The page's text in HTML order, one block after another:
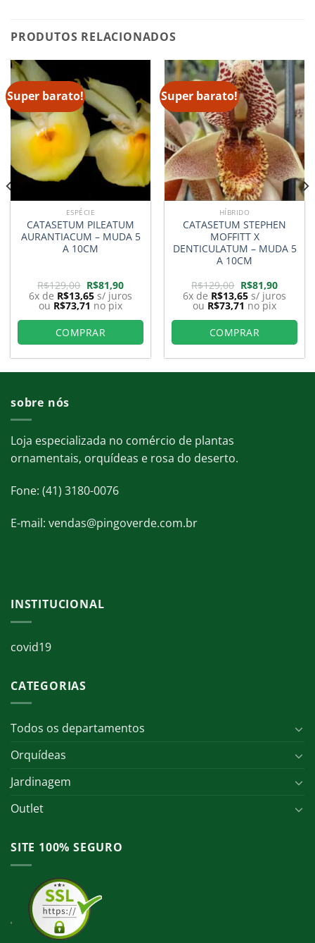
PRODUTOS RELACIONADOS
Super barato!
ESPÉCIE
CATASETUM PILEATUM
AURANTIACUM – MUDA 5
A 10CM
R$129,00 O
preço
original
era:
R$129,00.
R$81,90O
preço
atual
R$81,90.
6x de R$13,65 s/ juros
ou R$73,71 no pix
COMPRAR
Super barato!
HÍBRIDO
CATASETUM STEPHEN
MOFFITT X
DENTICULATUM – MUDA 5
A 10CM
R$129,00 O
preço
original
era:
R$129,00.
R$81,90O
preço
atual
6x de R$13,65 s/ juros
ou R$73,71 no pix
COMPRAR
sobre nós
Loja especializada no comércio de plantas
ornamentais, orquídeas e rosa do deserto.
Fone: (41) 3180-0076
E-mail: vendas@pingoverde.com.br
INSTITUCIONAL
covid19
CATEGORIAS
Todos os departamentos
Orquídeas
Jardinagem
Outlet
SITE 100% SEGURO